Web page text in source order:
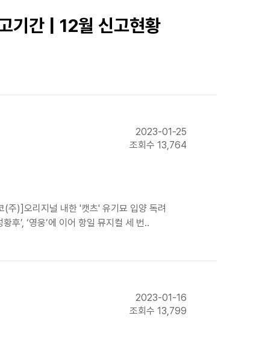
기간 | 12월 신고현황
2023-01-25
조회수 13,764
)]오리지널 내한 '캣츠' 유기묘 입양 독려
’, ‘영웅’에 이어 항일 뮤지컬 세 번..
2023-01-16
조회수 13,799